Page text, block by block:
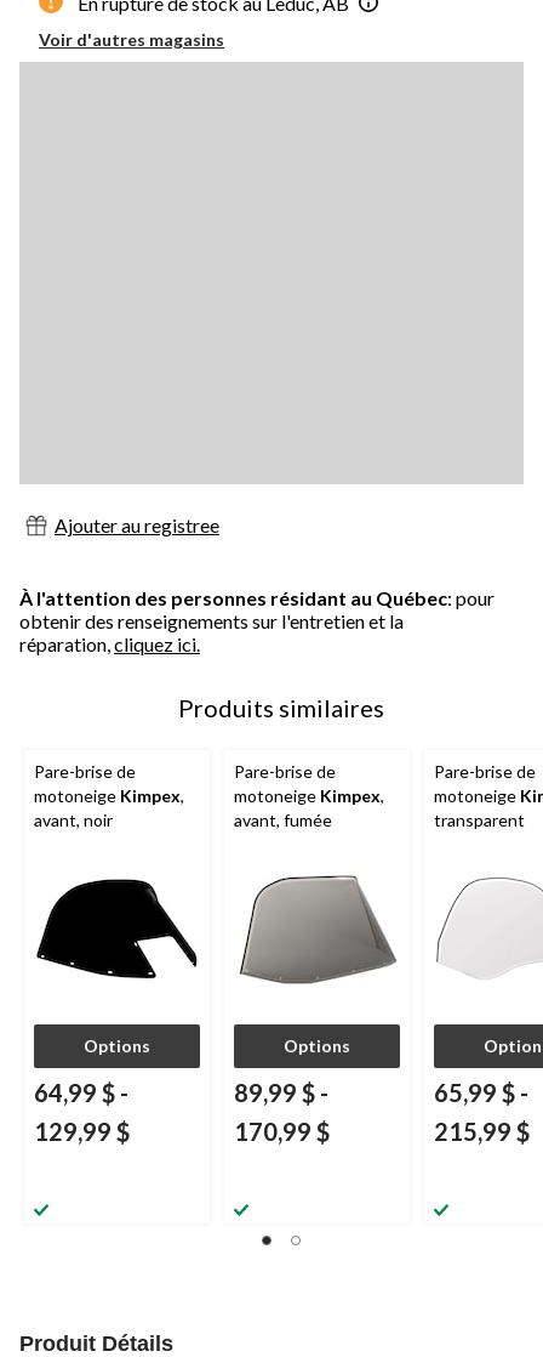
Voir d'autres magasins
Ajouter au registree
À l'attention des personnes résidant au Québec: pour
obtenir des renseignements sur l'entretien et la
réparation,cliquez ici.
Produits similaires
Pare-brise de
motoneige Kimpex,
avant, noir
Options
64,99 $ -
129,99 $
Pare-brise de
motoneige Kimpex,
avant, fumée
Options
89,99 $ -
170,99 $
Pare-brise de
motoneige
transparent
65,99 $ -
215,99 $
Produit Détails